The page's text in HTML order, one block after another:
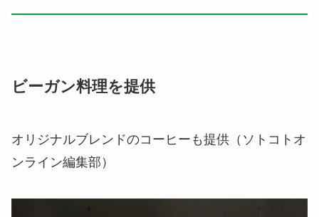
ビーガン料理を提供
オリジナルブレンドのコーヒーも提供（ソトコトオ
ンライン編集部）